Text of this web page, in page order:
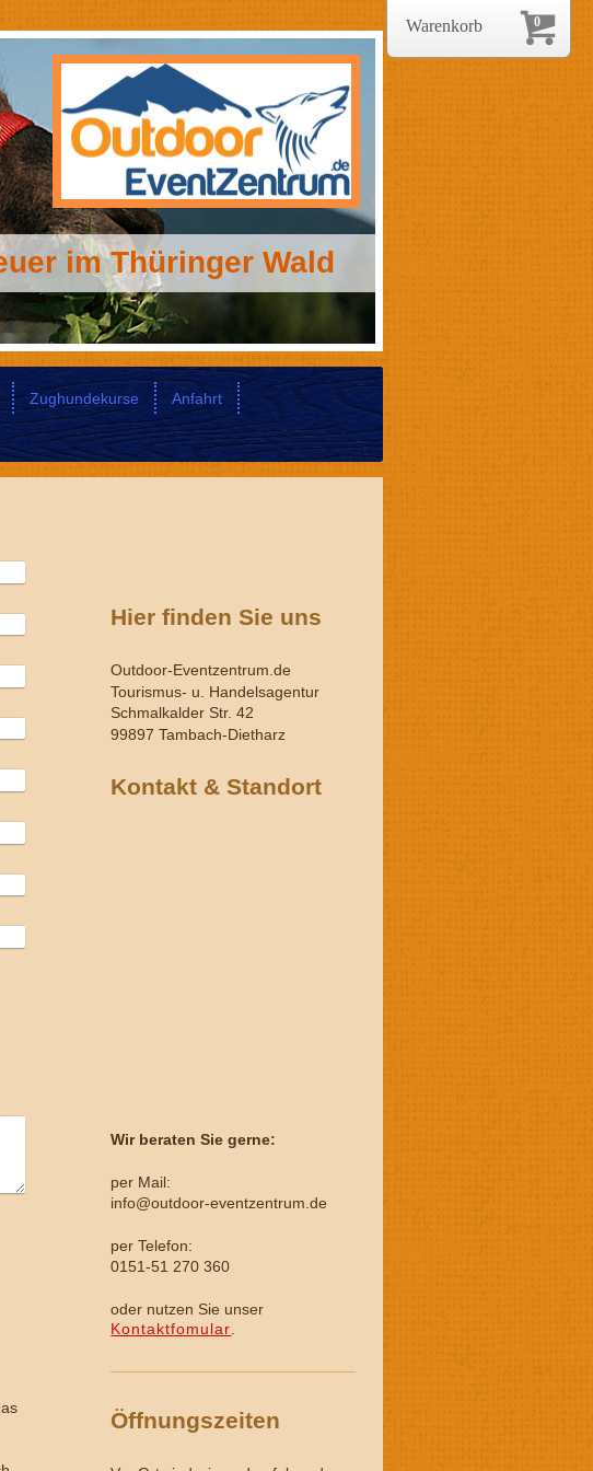
im Thüringer Wald
Zughundekurse
Anfahrt
Hier finden Sie uns
Outdoor-Eventzentrum.de
Tourismus- u. Handelsagentur
Schmalkalder Str. 42
99897 Tambach-Dietharz
Kontakt & Standort
Wir beraten Sie gerne:
per Mail:
info@outdoor-eventzentrum.de
per Telefon:
0151-51 270 360
oder nutzen Sie unser
Kontaktfomular
Öffnungszeiten
0
Warenkorb